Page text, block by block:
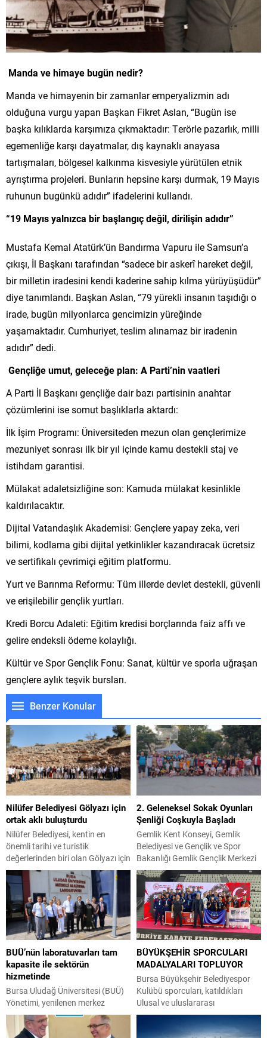
Manda ve himaye bugün nedir?
Manda ve himayenin bir zamanlar emperyalizmin adı
olduğuna vurgu yapan Başkan Fikret Aslan, “Bugün ise
başka kılıklarda karşımıza çıkmaktadır: Terörle pazarlık, milli
egemenliğe karşı dayatmalar, dış kaynaklı anayasa
tartışmaları, bölgesel kalkınma kisvesiyle yürütülen etnik
ayrıştırma projeleri. Bunların hepsine karşı durmak, 19 Mayıs
ruhunun bugünkü adıdır” ifadelerini kullandı.
“19 Mayıs yalnızca bir başlangıç değil, dirilişin adıdır”
Mustafa Kemal Atatürk’ün Bandırma Vapuru ile Samsun’a
çıkışı, İl Başkanı tarafından “sadece bir askerî hareket değil,
bir milletin iradesini kendi kaderine sahip kılma yürüyüşüdür”
diye tanımlandı. Başkan Aslan, “79 yürekli insanın taşıdığı o
irade, bugün milyonlarca gencimizin yüreğinde
yaşamaktadır. Cumhuriyet, teslim alınamaz bir iradenin
adıdır” dedi.
Gençliğe umut, geleceğe plan: A Parti’nin vaatleri
A Parti İl Başkanı gençliğe dair bazı partisinin anahtar
çözümlerini ise somut başlıklarla aktardı:
İlk İşim Programı: Üniversiteden mezun olan gençlerimize
mezuniyet sonrası ilk bir yıl içinde kamu destekli staj ve
istihdam garantisi.
Mülakat adaletsizliğine son: Kamuda mülakat kesinlikle
kaldırılacaktır.
Dijital Vatandaşlık Akademisi: Gençlere yapay zeka, veri
bilimi, kodlama gibi dijital yetkinlikler kazandıracak ücretsiz
ve sertifikalı çevrimiçi eğitim platformu.
Yurt ve Barınma Reformu: Tüm illerde devlet destekli, güvenli
ve erişilebilir gençlik yurtları.
Kredi Borcu Adaleti: Eğitim kredisi borçlarında faiz affı ve
gelire endeksli ödeme kolaylığı.
Kültür ve Spor Gençlik Fonu: Sanat, kültür ve sporla uğraşan
gençlere aylık teşvik bursları.
Benzer Konular
Nilüfer Belediyesi Gölyazı için
ortak aklı buluşturdu
Nilüfer Belediyesi, kentin en
önemli tarihi ve turistik
değerlerinden biri olan Gölyazı için
çalıştay düzenledi. Aziz
Panteleimon Kilisesi’ndeki
çalıştayda bölgenin arkeolojik
değerleri ve doğal güzellikleriyle
dünya standartlarında bir turizm
destinasyonuna dönüştürülmesi
hedefi vurgulandı. Nilüfer
Belediyesi, tarihi ve turistik
özellikleri ile öne çıkan Gölyazı için
kapsamlı bir çalıştay düzenledi.
Gölyazı Aziz...
2. Geleneksel Sokak Oyunları
Şenliği Coşkuyla Başladı
Gemlik Kent Konseyi, Gemlik
Belediyesi ve Gençlik ve Spor
Bakanlığı Gemlik Gençlik Merkezi
iş birliğiyle düzenlenen 2.
Geleneksel Sokak Oyunları Şenliği,
Kayhan Mahallesi Muhtarı
Çiğdem Yeşilyurt’un talebiyle
Şükrü Şenol Ortaokulu
bahçesinde Gemlik Belediye
Başkanı Şükrü Deviren, Gemlik
Kent Konseyi Başkanı Sedat
Akkuş, Gemlik Gençlik Merkezi
Müdürü Ali Gürses ve yüzlerce...
BUÜ’nün laboratuvarları tam
kapasite ile sektörün
hizmetinde
Bursa Uludağ Üniversitesi (BUÜ)
Yönetimi, yenilenen merkez
laboratuvar binasını iş dünyası ve
akademisyenlerin daha fazla
BÜYÜKŞEHİR SPORCULARI
MADALYALARI TOPLUYOR
Bursa Büyükşehir Belediyespor
Kulübü sporcuları, katıldıkları
Ulusal ve uluslararası
şampiyonalarda imza attıkları
başarılarla yeni madalyalar